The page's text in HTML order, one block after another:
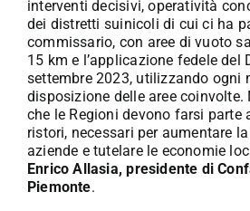
interventi decisivi, operatività
dei distretti suinicoli di cui ci ha
commissario, con aree di vuoto
15 km e l’applicazione fedele del
settembre 2023, utilizzando ogni
disposizione delle aree
che le Regioni devono farsi parte
ristori, necessari per aumentare la
aziende e tutelare le economie
Enrico Allasia, presidente di
Piemonte.